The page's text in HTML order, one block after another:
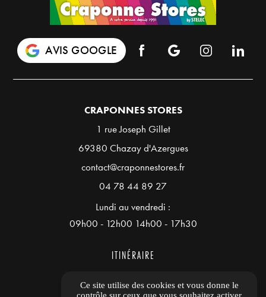
AVIS GOOGLE
CRAPONNES STORES
1 rue Joseph Gillet
69380 Chazay d'Azergues
contact@craponnestores.fr
04 78 44 89 27
Lundi au vendredi :
09h00 - 12h00 14h00 - 17h30
ITINÉRAIRE
Guide local
Ce site utilise des cookies et vous donne le
contrôle sur ceux que vous souhaitez activer